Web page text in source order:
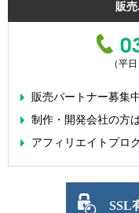
販
（平
販売パートナー募集
制作・開発会社の方
アフィリエイトプロ
SSL